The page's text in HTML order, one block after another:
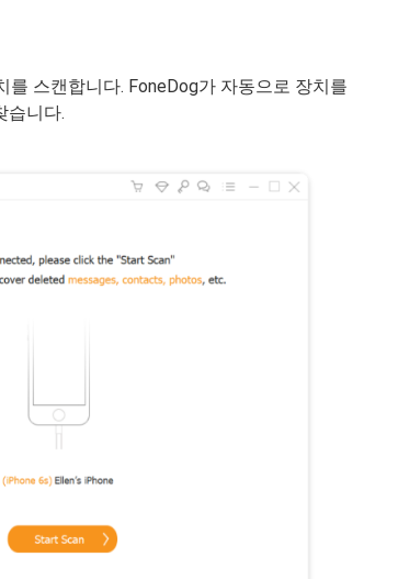
를 스캔합니다. FoneDog가 자동으로 장치를
습니다.